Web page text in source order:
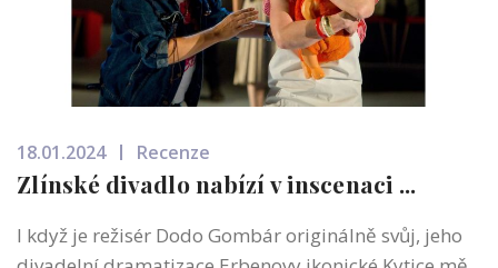
18.01.2024 Recenze
Zlínské divadlo nabízí v inscenaci ...
I když je režisér Dodo Gombár originálně svůj, jeho